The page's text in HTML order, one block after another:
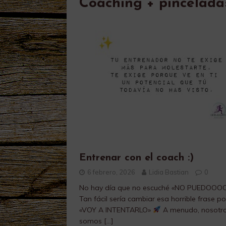
Coaching +
Entrenar con el coach :)
6 febrero, 2026 Lidia Bastian 0
No hay día que no escuché «NO
Tan fácil sería cambiar esa horrible frase
«VOY A INTENTARLO»
​A menudo,
somos […]